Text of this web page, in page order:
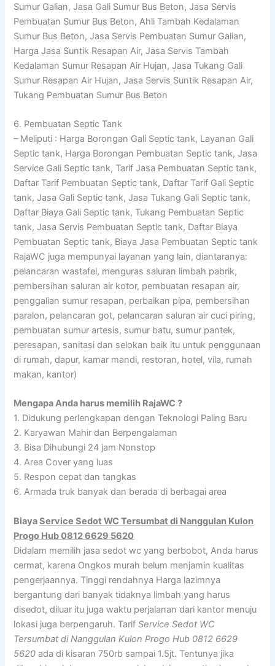
Sumur Galian, Jasa Gali Sumur Bus Beton, Jasa Servis
Pembuatan Sumur Bus Beton, Ahli Tambah Kedalaman
Sumur Bus Beton, Jasa Servis Pembuatan Sumur Galian,
Harga Jasa Suntik Resapan Air, Jasa Servis Tambah
Kedalaman Sumur Resapan Air Hujan, Jasa Tukang Gali
Sumur Resapan Air Hujan, Jasa Servis Suntik Resapan Air,
Tukang Pembuatan Sumur Bus Beton
6. Pembuatan Septic Tank
– Meliputi : Harga Borongan Gali Septic tank, Layanan Gali
Septic tank, Harga Borongan Pembuatan Septic tank, Jasa
Service Gali Septic tank, Tarif Jasa Pembuatan Septic tank,
Daftar Tarif Pembuatan Septic tank, Daftar Tarif Gali Septic
tank, Jasa Gali Septic tank, Jasa Tukang Gali Septic tank,
Daftar Biaya Gali Septic tank, Tukang Pembuatan Septic
tank, Jasa Servis Pembuatan Septic tank, Daftar Biaya
Pembuatan Septic tank, Biaya Jasa Pembuatan Septic tank
RajaWC juga mempunyai layanan yang lain, diantaranya:
pelancaran wastafel, menguras saluran limbah pabrik,
pembersihan saluran air kotor, pembuatan resapan air,
penggalian sumur resapan, perbaikan pipa, pembersihan
paralon, pelancaran got, pelancaran saluran air cuci piring,
pembuatan sumur artesis, sumur batu, sumur pantek,
peresapan, sanitasi dan selokan baik itu untuk penggunaan
di rumah, dapur, kamar mandi, restoran, hotel, vila, rumah
makan, kantor)
Mengapa Anda harus memilih RajaWC ?
1. Didukung perlengkapan dengan Teknologi Paling Baru
2. Karyawan Mahir dan Berpengalaman
3. Bisa Dihubungi 24 jam Nonstop
4. Area Cover yang luas
5. Respon cepat dan tangkas
6. Armada truk banyak dan berada di berbagai area
BiayaService Sedot WC Tersumbat di Nanggulan Kulon
Progo Hub 0812 6629 5620
Didalam memilih jasa sedot wc yang berbobot, Anda harus
cermat, karena Ongkos murah belum menjamin kualitas
pengerjaannya. Tinggi rendahnya Harga lazimnya
bergantung dari banyak tidaknya limbah yang harus
disedot, diluar itu juga waktu perjalanan dari kantor menuju
lokasi juga berpengaruh. TarifService Sedot WC
Tersumbat di Nanggulan Kulon Progo Hub 0812 6629
5620 ada di kisaran 750rb sampai 1.5jt. Tentunya jika